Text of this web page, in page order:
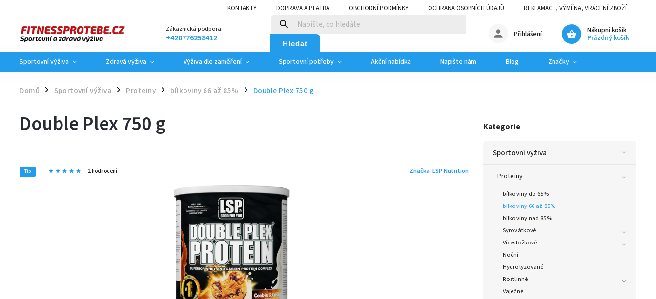
KONTAKTY DOPRAVA A PLATBA OBCHODNÍ PODMÍNKY OCHRANA OSOBNÍCH ÚDAJŮ REKLAMACE, VÝMĚNA, VRÁCENÍ ZBOŽÍ
Zákaznická podpora:
+420776258412 Hledat
Nákupní košík
Prázdný košík
Přihlášení
Sportovní výživa Zdravá výživa Výživa dle zaměření Sportovní potřeby Akční nabídka Napište nám Blog Značky
Domů / Sportovní výživa / Proteiny / bílkoviny 66 až 85% / Double Plex 750 g
Kategorie
Sportovní výživa
Proteiny
bílkoviny do 65%
bílkoviny 66 až 85%
bílkoviny nad 85%
Syrovátkové
Vícesložkové
Noční
Hydrolyzované
Rostlinné
Vaječné
Double Plex 750 g
Tip 2 hodnocení Značka: LSP Nutrition